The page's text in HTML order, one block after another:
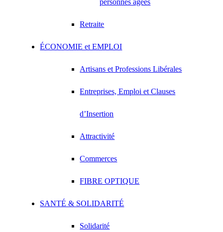
personnes âgées
Retraite
ÉCONOMIE et EMPLOI
Artisans et Professions Libérales
Entreprises, Emploi et Clauses
d’Insertion
Attractivité
Commerces
FIBRE OPTIQUE
SANTÉ & SOLIDARITÉ
Solidarité